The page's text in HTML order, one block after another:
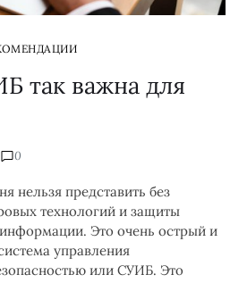
так важна для
0
нельзя представить без
технологий и защиты
Это очень острый и
управления
или СУИБ. Это